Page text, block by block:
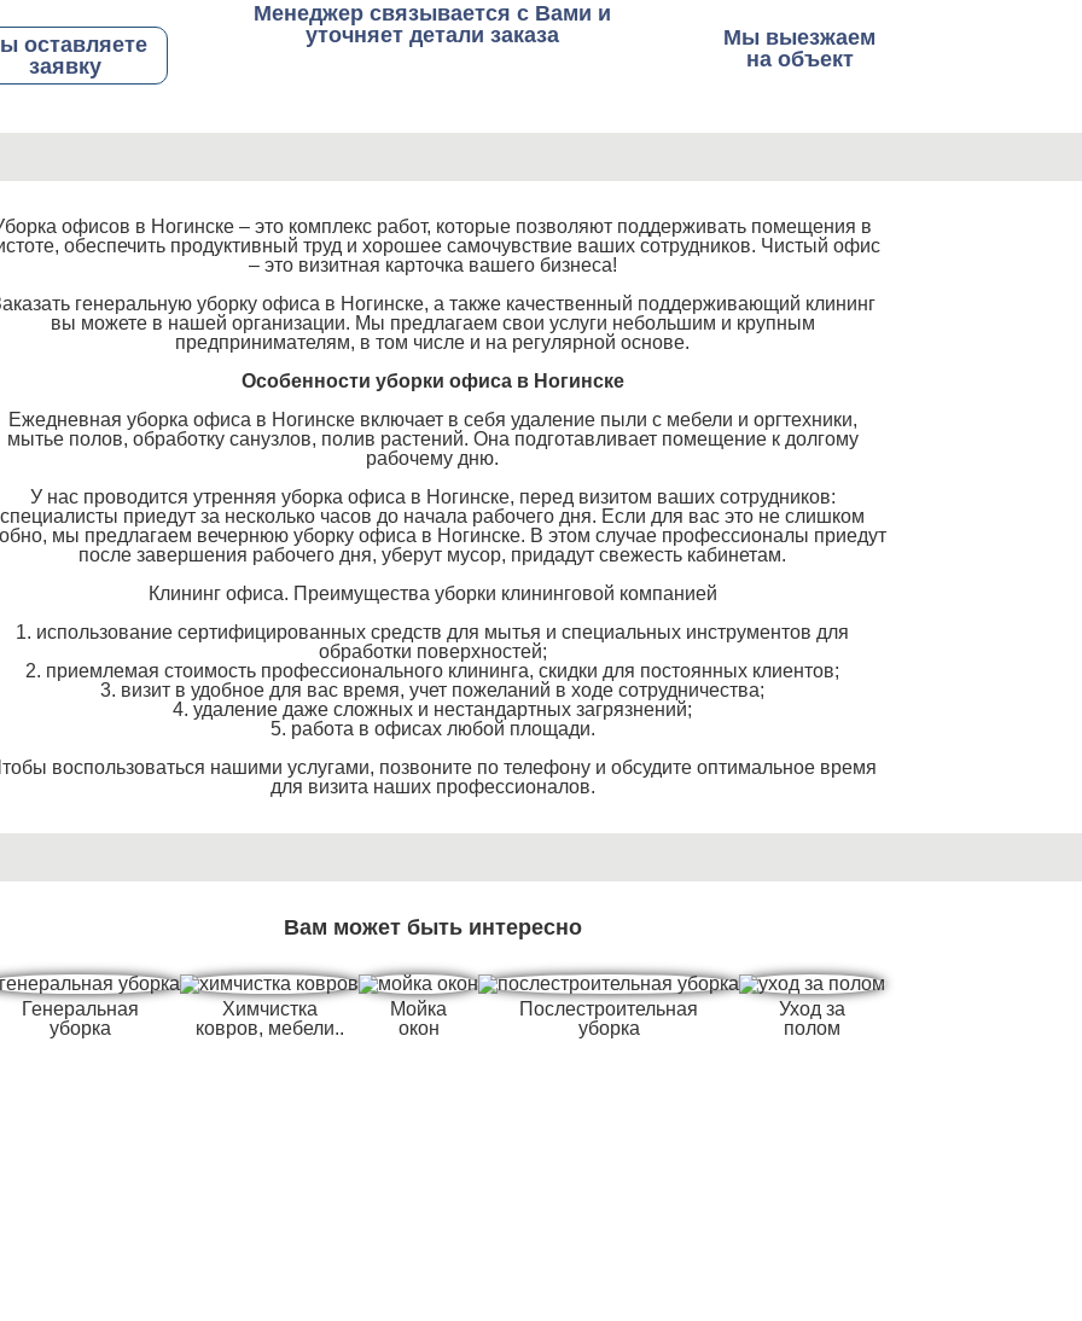
оставляете
заявку
Менеджер связывается с Вами и
уточняет детали заказа
Мы выезжаем
на объект
офисов в Ногинске – это комплекс работ, которые позволяют поддерживать помещения в
обеспечить продуктивный труд и хорошее самочувствие ваших сотрудников. Чистый офис
– это визитная карточка вашего бизнеса!
генеральную уборку офиса в Ногинске, а также качественный поддерживающий клининг
вы можете в нашей организации. Мы предлагаем свои услуги небольшим и крупным
предпринимателям, в том числе и на регулярной основе.
Особенности уборки офиса в Ногинске
Ежедневная уборка офиса в Ногинске включает в себя удаление пыли с мебели и оргтехники,
мытье полов, обработку санузлов, полив растений. Она подготавливает помещение к долгому
рабочему дню.
У нас проводится утренняя уборка офиса в Ногинске, перед визитом ваших сотрудников:
специалисты приедут за несколько часов до начала рабочего дня. Если для вас это не слишком
мы предлагаем вечернюю уборку офиса в Ногинске. В этом случае профессионалы приедут
после завершения рабочего дня, уберут мусор, придадут свежесть кабинетам.
Клининг офиса. Преимущества уборки клининговой компанией
1. использование сертифицированных средств для мытья и специальных инструментов для
обработки поверхностей;
2. приемлемая стоимость профессионального клининга, скидки для постоянных клиентов;
3. визит в удобное для вас время, учет пожеланий в ходе сотрудничества;
4. удаление даже сложных и нестандартных загрязнений;
5. работа в офисах любой площади.
воспользоваться нашими услугами, позвоните по телефону и обсудите оптимальное время
для визита наших профессионалов.
Вам может быть интересно
Генеральная
уборка
Химчистка
ковров, мебели..
Мойка
окон
Послестроительная
уборка
Уход за
полом